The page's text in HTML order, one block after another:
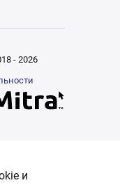
- 2026
и